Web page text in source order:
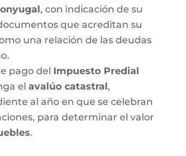
, con indicación de su
que acreditan su
una relación de las deudas
pago del Impuesto Predial
el avalúo catastral,
al año en que se celebran
para determinar el valor
.